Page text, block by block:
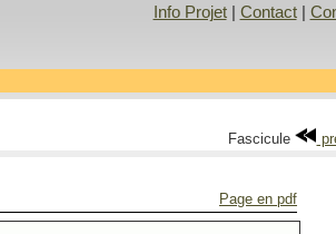
Info Projet| Contact|
Fascicule
Page en pdf